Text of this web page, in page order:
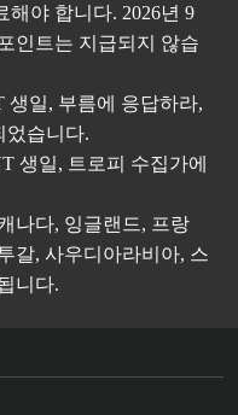
해야 합니다. 2026년 9
인트는 지급되지 않습
생일, 부름에 응답하라,
었습니다.
생일, 트로피 수집가에
나다, 잉글랜드, 프랑
갈, 사우디아라비아, 스
니다.